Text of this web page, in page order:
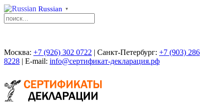
Russian ▼
Москва: +7 (926) 302 0722 | Санкт-Петербург: +7 (903) 286
8228 | E-mail: info@сертификат-декларация.рф